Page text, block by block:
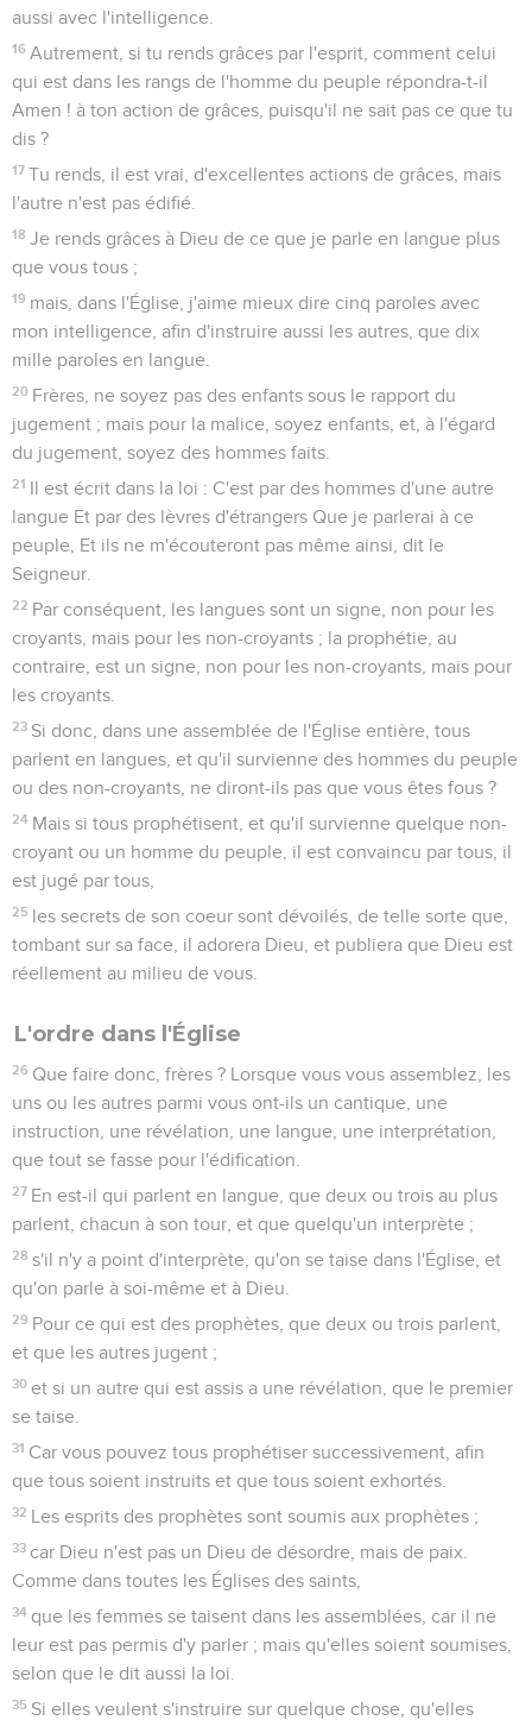
aussi avec l'intelligence.
16 Autrement, si tu rends grâces par l'esprit, comment celui
qui est dans les rangs de l'homme du peuple répondra-t-il
Amen ! à ton action de grâces, puisqu'il ne sait pas ce que tu
dis ?
17 Tu rends, il est vrai, d'excellentes actions de grâces, mais
l'autre n'est pas édifié.
18 Je rends grâces à Dieu de ce que je parle en langue plus
que vous tous ;
19 mais, dans l'Église, j'aime mieux dire cinq paroles avec
mon intelligence, afin d'instruire aussi les autres, que dix
mille paroles en langue.
20 Frères, ne soyez pas des enfants sous le rapport du
jugement ; mais pour la malice, soyez enfants, et, à l'égard
du jugement, soyez des hommes faits.
21 Il est écrit dans la loi : C'est par des hommes d'une autre
langue Et par des lèvres d'étrangers Que je parlerai à ce
peuple, Et ils ne m'écouteront pas même ainsi, dit le
Seigneur.
22 Par conséquent, les langues sont un signe, non pour les
croyants, mais pour les non-croyants ; la prophétie, au
contraire, est un signe, non pour les non-croyants, mais pour
les croyants.
23 Si donc, dans une assemblée de l'Église entière, tous
parlent en langues, et qu'il survienne des hommes du peuple
ou des non-croyants, ne diront-ils pas que vous êtes fous ?
24 Mais si tous prophétisent, et qu'il survienne quelque non-
croyant ou un homme du peuple, il est convaincu par tous, il
est jugé par tous,
25 les secrets de son coeur sont dévoilés, de telle sorte que,
tombant sur sa face, il adorera Dieu, et publiera que Dieu est
réellement au milieu de vous.
L'ordre dans l'Église
26 Que faire donc, frères ? Lorsque vous vous assemblez, les
uns ou les autres parmi vous ont-ils un cantique, une
instruction, une révélation, une langue, une interprétation,
que tout se fasse pour l'édification.
27 En est-il qui parlent en langue, que deux ou trois au plus
parlent, chacun à son tour, et que quelqu'un interprète ;
28 s'il n'y a point d'interprète, qu'on se taise dans l'Église, et
qu'on parle à soi-même et à Dieu.
29 Pour ce qui est des prophètes, que deux ou trois parlent,
et que les autres jugent ;
30 et si un autre qui est assis a une révélation, que le premier
se taise.
31 Car vous pouvez tous prophétiser successivement, afin
que tous soient instruits et que tous soient exhortés.
32 Les esprits des prophètes sont soumis aux prophètes ;
33 car Dieu n'est pas un Dieu de désordre, mais de paix.
Comme dans toutes les Églises des saints,
34 que les femmes se taisent dans les assemblées, car il ne
leur est pas permis d'y parler ; mais qu'elles soient soumises,
selon que le dit aussi la loi.
35 Si elles veulent s'instruire sur quelque chose, qu'elles